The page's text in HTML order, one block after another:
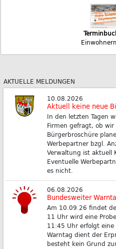
AKTUELLE MELDUNGEN
10.08.2026
Aktuell keine neue
In den letzten Tagen
Firmen gefragt, ob
Bürgerbroschüre
Werbepartner bzgl.
Verwaltung ist aktuell
Eventuelle
es nicht.
06.08.2026
Bundesweiter
Am 10.09.26 findet
11 Uhr wird eine
11:45 Uhr erfolgt
Warntag dient der
besteht kein Grund